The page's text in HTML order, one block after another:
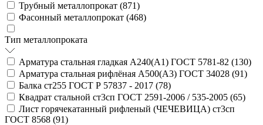
Трубный металлопрокат (871)
Фасонный металлопрокат (468)
Тип металлопроката
Арматура стальная гладкая А240(А1) ГОСТ 5781-82 (130)
Арматура стальная рифлёная А500(А3) ГОСТ 34028 (91)
Балка ст255 ГОСТ Р 57837 - 2017 (78)
Квадрат стальной ст3сп ГОСТ 2591-2006 / 535-2005 (65)
Лист горячекатанный рифленый (ЧЕЧЕВИЦА) ст3сп
ГОСТ 8568 (91)